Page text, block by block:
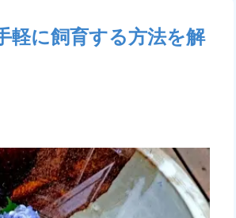
軽に飼育する方法を解